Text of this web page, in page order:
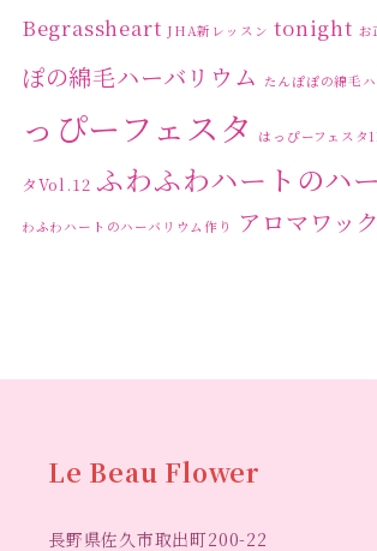
Begrassheart JHA新レッスン tonight お
ぽの綿毛ハーバリウム たんぽぽの綿毛
っぴーフェスタ
はっぴーフェスタ
タVol.12 ふわふわハートのハ
わふわハートのハーバリウム作り
アロマワッ
リウムレッスン
Le Beau Flower
長野県佐久市取出町200-22